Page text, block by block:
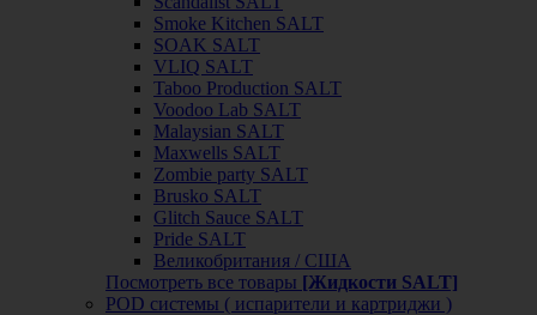
Smoke Kitchen SALT
SOAK SALT
VLIQ SALT
Taboo Production SALT
Voodoo Lab SALT
Malaysian SALT
Maxwells SALT
Zombie party SALT
Brusko SALT
Glitch Sauce SALT
Pride SALT
Великобритания / США
Посмотреть все товары [Жидкости SALT]
POD системы ( испарители и картриджи )